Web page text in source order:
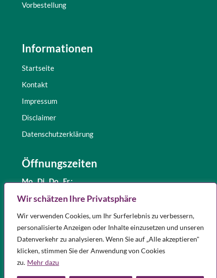
Wir schätzen Ihre Privatsphäre
Wir verwenden Cookies, um Ihr Surferlebnis zu verbessern,
personalisierte Anzeigen oder Inhalte einzusetzen und unseren
Datenverkehr zu analysieren. Wenn Sie auf „Alle akzeptieren"
klicken, stimmen Sie der Anwendung von Cookies
zu. Mehr dazu
Vorbestellung
Informationen
Startseite
Kontakt
Impressum
Disclaimer
Datenschutzerklärung
Öffnungszeiten
Mo., Di.,Do., Fr.:
und 15.00 – 18.00 Uhr
Mittwoch:8.30 – 12.30 Uhr
Samstag:9.00 – 12.00 Uhr
Notdienst
Apotheken in Ihrer Nähe, die Notdienst haben, finden Sie